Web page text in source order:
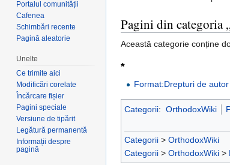
Pagini din categoria
Această categorie conține
*
Format:Drepturi de autor
Categorii: OrthodoxWiki
Categorii > OrthodoxWiki
Categorii > OrthodoxWiki >
Portalul comunității
Cafenea
Schimbări recente
Pagină aleatorie
Unelte
Ce trimite aici
Modificări corelate
Încărcare fișier
Pagini speciale
Versiune de tipărit
Legătură permanentă
Informații despre
pagină